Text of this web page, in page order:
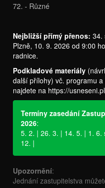
72. - Různé
Nejbližší přímý přenos: 34.
Plzně, 10. 9. 2026 od 9:00
radnice.
Podkladové materiály
další přílohy) vč. programu
najdete na https://
Termíny zasedání
2026:
5. 2. | 26. 3. | 14. 5. | 1.
12. |
Upozornění:
Jednání zastupitelstva